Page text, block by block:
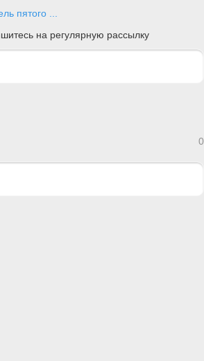
пятого ...
на регулярную рассылку
0